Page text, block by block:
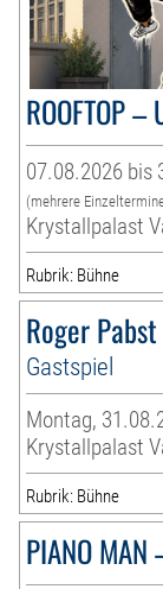
ROOFTOP
07.08.2026 bis
(mehrere
Krystallpalast
Rubrik: Bühne
Roger
Gastspiel
Montag,
Krystallpalast
Rubrik: Bühne
PIANO